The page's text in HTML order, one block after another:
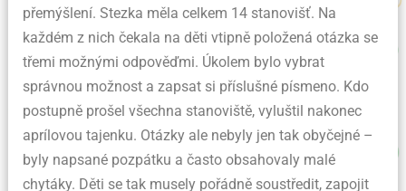
přemýšlení. Stezka měla celkem 14 stanovišť. Na
každém z nich čekala na děti vtipně položená otázka se
třemi možnými odpověďmi. Úkolem bylo vybrat
správnou možnost a zapsat si příslušné písmeno. Kdo
postupně prošel všechna stanoviště, vyluštil nakonec
aprílovou tajenku. Otázky ale nebyly jen tak obyčejné –
byly napsané pozpátku a často obsahovaly malé
chytáky. Děti se tak musely pořádně soustředit, zapojit